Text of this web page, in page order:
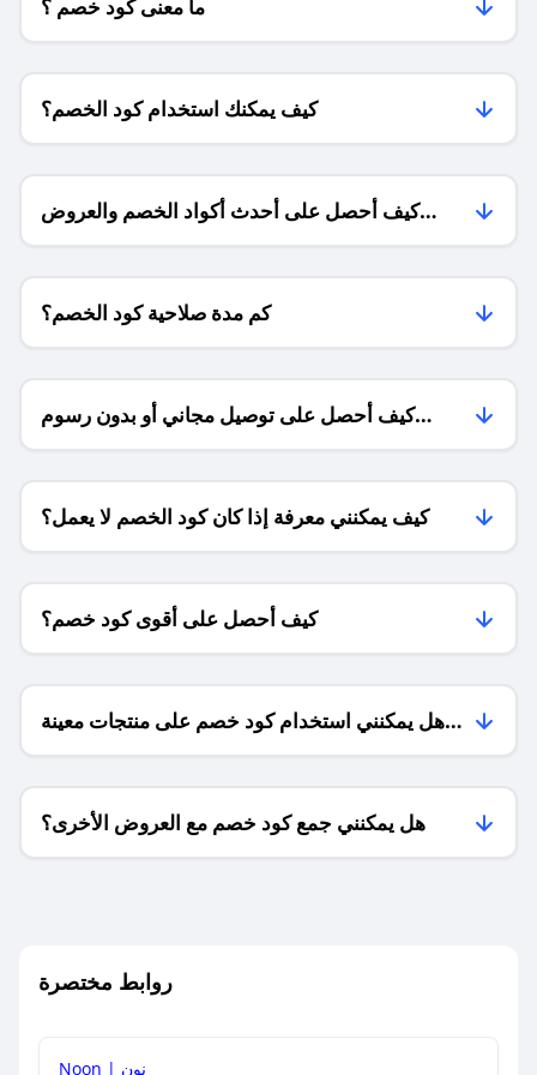
ما معنى كود خصم ؟
كيف يمكنك استخدام كود الخصم؟
كيف أحصل على أحدث أكواد الخصم والعروض
للمتاجر؟
كم مدة صلاحية كود الخصم؟
كيف أحصل على توصيل مجاني أو بدون رسوم
الشحن ؟
كيف يمكنني معرفة إذا كان كود الخصم لا يعمل؟
كيف أحصل على أقوى كود خصم؟
هل يمكنني استخدام كود خصم على منتجات معينة
فقط؟
هل يمكنني جمع كود خصم مع العروض الأخرى؟
روابط مختصرة
Noon | نون